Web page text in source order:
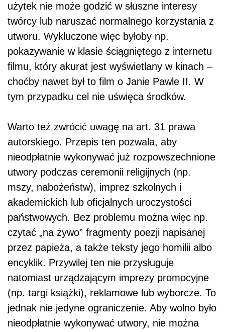
użytek nie może godzić w słuszne interesy
twórcy lub naruszać normalnego korzystania z
utworu. Wykluczone więc byłoby np.
pokazywanie w klasie ściągniętego z internetu
filmu, który akurat jest wyświetlany w kinach –
choćby nawet był to film o Janie Pawle II. W
tym przypadku cel nie uświęca środków.
Warto też zwrócić uwagę na art. 31 prawa
autorskiego. Przepis ten pozwala, aby
nieodpłatnie wykonywać już rozpowszechnione
utwory podczas ceremonii religijnych (np.
mszy, nabożeństw), imprez szkolnych i
akademickich lub oficjalnych uroczystości
państwowych. Bez problemu można więc np.
czytać „na żywo” fragmenty poezji napisanej
przez papieża, a także teksty jego homilii albo
encyklik. Przywilej ten nie przysługuje
natomiast urządzającym imprezy promocyjne
(np. targi książki), reklamowe lub wyborcze. To
jednak nie jedyne ograniczenie. Aby wolno było
nieodpłatnie wykonywać utwory, nie można